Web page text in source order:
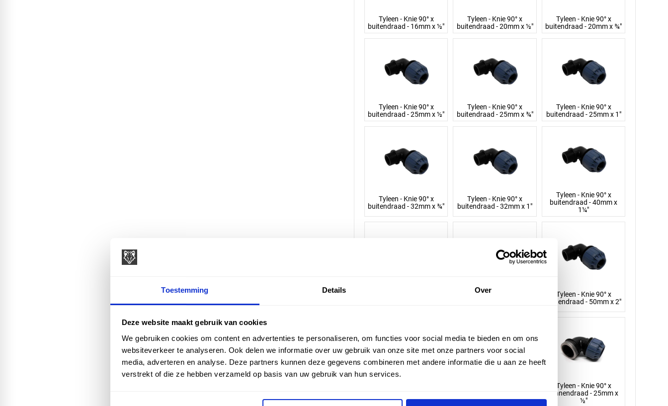
Toestemming Details Over
Deze website maakt gebruik van cookies
We gebruiken cookies om content en advertenties te personaliseren, om functies voor social media te bieden en om ons
websiteverkeer te analyseren. Ook delen we informatie over uw gebruik van onze site met onze partners voor social
media, adverteren en analyse. Deze partners kunnen deze gegevens combineren met andere informatie die u aan ze heeft
verstrekt of die ze hebben verzameld op basis van uw gebruik van hun services.
Tyleen - Knie 90° x
buitendraad - 16mm x ½"
Tyleen - Knie 90° x
buitendraad - 20mm x ½"
Tyleen - Knie 90° x
buitendraad - 20mm x ¾"
Tyleen - Knie 90° x
buitendraad - 25mm x ½"
Tyleen - Knie 90° x
buitendraad - 25mm x ¾"
Tyleen - Knie 90° x
buitendraad - 25mm x 1"
Tyleen - Knie 90° x
buitendraad - 32mm x ¾"
Tyleen - Knie 90° x
buitendraad - 32mm x 1"
Tyleen - Knie 90° x
buitendraad - 40mm x
1¼"
Tyleen - Knie 90° x
Tyleen - Knie 90° x
buitendraad - 50mm x 2"
½"
¾"
Tyleen - Knie 90° x
binnendraad - 25mm x
½"